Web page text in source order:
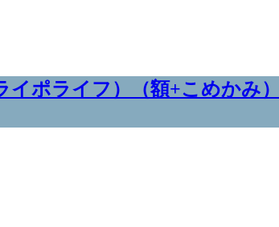
ポライフ）（額+こめかみ